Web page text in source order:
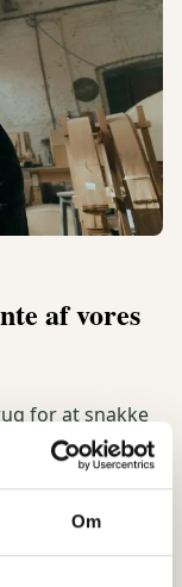
Om
af vores
for at snakke
Begravelses
en